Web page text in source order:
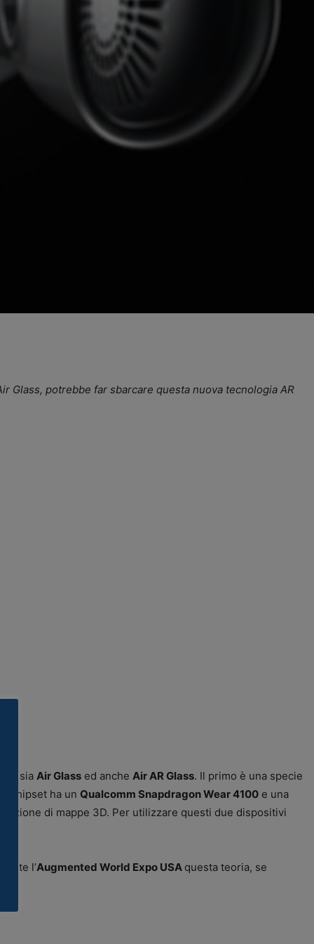
Glass, potrebbe far sbarcare questa nuova tecnologia AR
sia Air Glass ed anche Air AR Glass. Il primo è una specie
chipset ha un Qualcomm Snapdragon Wear 4100 e una
di mappe 3D. Per utilizzare questi due dispositivi
l’Augmented World Expo USA questa teoria, se